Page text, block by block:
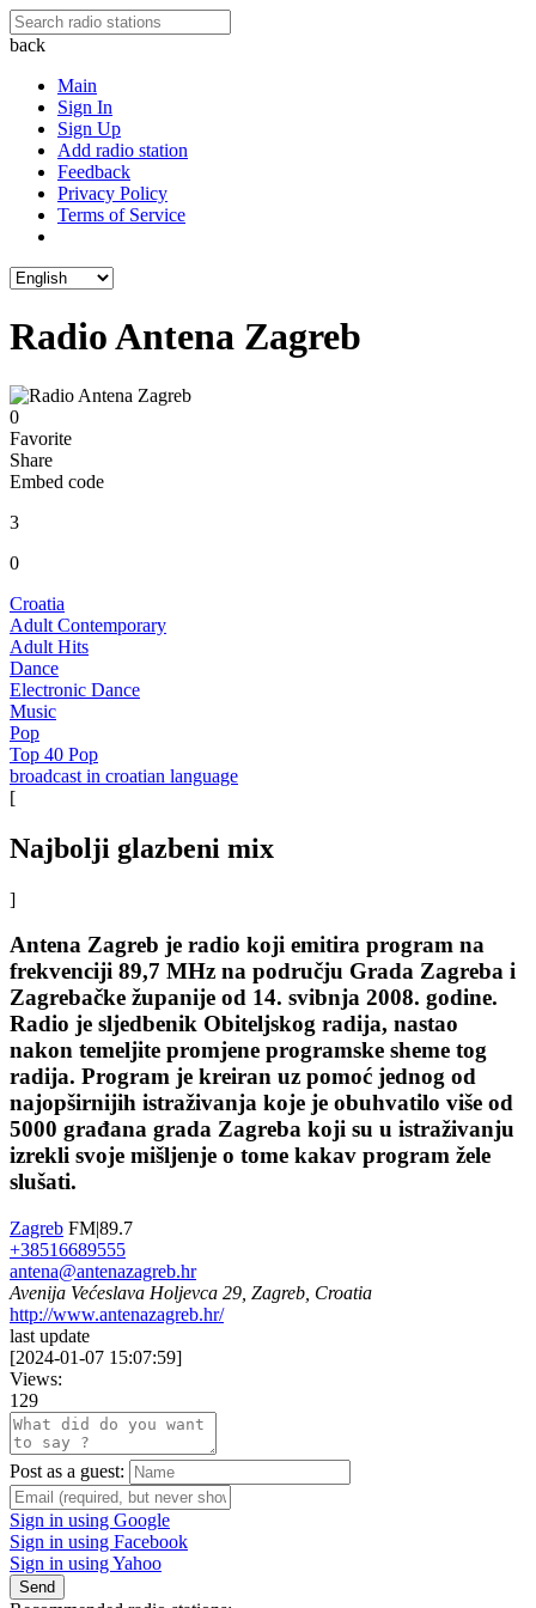
back
Main
Sign In
Sign Up
Add radio station
Feedback
Privacy Policy
Terms of Service
Radio Antena Zagreb
0
Favorite
Share
Embed code
3
0
Croatia
Adult Contemporary
Adult Hits
Dance
Electronic Dance
Music
Pop
Top 40 Pop
broadcast in croatian language
[
Najbolji glazbeni mix
]
Antena Zagreb je radio koji emitira program na
frekvenciji 89,7 MHz na području Grada Zagreba i
Zagrebačke županije od 14. svibnja 2008. godine.
Radio je sljedbenik Obiteljskog radija, nastao
nakon temeljite promjene programske sheme tog
radija. Program je kreiran uz pomoć jednog od
najopširnijih istraživanja koje je obuhvatilo više od
5000 građana grada Zagreba koji su u istraživanju
izrekli svoje mišljenje o tome kakav program žele
slušati.
Zagreb FM|89.7
+38516689555
antena@antenazagreb.hr
Avenija Većeslava Holjevca 29, Zagreb, Croatia
http://www.antenazagreb.hr/
last update
[2024-01-07 15:07:59]
Views:
129
Post as a guest:
Sign in using Google
Sign in using Facebook
Sign in using Yahoo
Send